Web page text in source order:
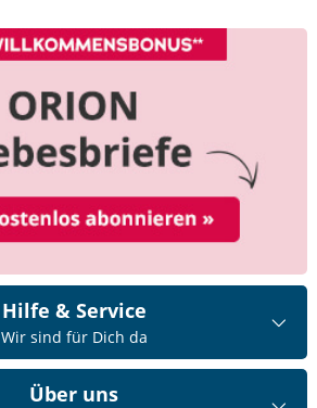
Hilfe & Service
Wir sind für Dich da
Über uns